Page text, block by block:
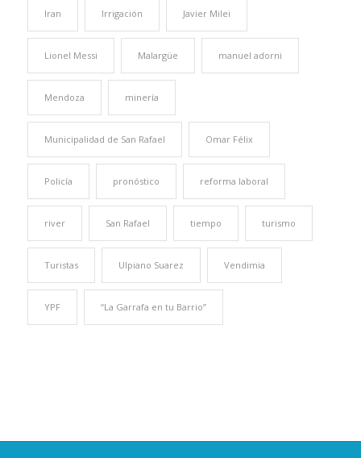
Iran Irrigación Javier Milei
Lionel Messi Malargüe manuel adorni
Mendoza minería
Municipalidad de San Rafael Omar Félix
Policía pronóstico reforma laboral
river San Rafael tiempo turismo
Turistas Ulpiano Suarez Vendimia
YPF “La Garrafa en tu Barrio”